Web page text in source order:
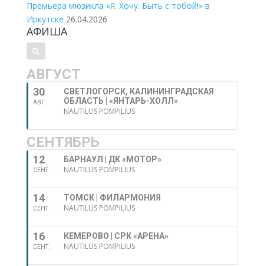
Премьера мюзикла «Я. Хочу. Быть с тобой!» в
Иркутске 26.04.2026
АФИША
АВГУСТ
30
АВГ.
СВЕТЛОГОРСК, КАЛИНИНГРАДСКАЯ
ОБЛАСТЬ | «ЯНТАРЬ-ХОЛЛ»
NAUTILUS POMPILIUS
СЕНТЯБРЬ
12
СЕНТ.
БАРНАУЛ | ДК «МОТОР»
NAUTILUS POMPILIUS
14
СЕНТ.
ТОМСК | ФИЛАРМОНИЯ
NAUTILUS POMPILIUS
16
СЕНТ.
КЕМЕРОВО | СРК «АРЕНА»
NAUTILUS POMPILIUS